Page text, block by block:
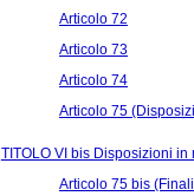
Articolo 72
Articolo 73
Articolo 74
Articolo 75
TITOLO VI bis Disposizioni
Articolo 75 bis